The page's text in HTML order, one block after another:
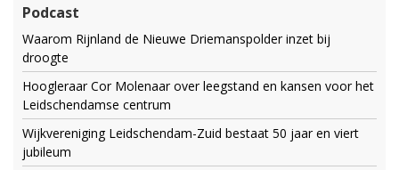
Podcast
Waarom Rijnland de Nieuwe Driemanspolder inzet bij
droogte
Hoogleraar Cor Molenaar over leegstand en kansen voor het
Leidschendamse centrum
Wijkvereniging Leidschendam-Zuid bestaat 50 jaar en viert
jubileum